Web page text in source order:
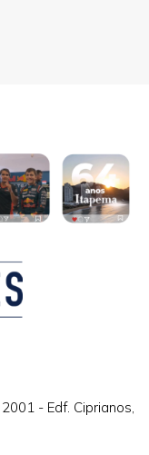
- Edf. Ciprianos,